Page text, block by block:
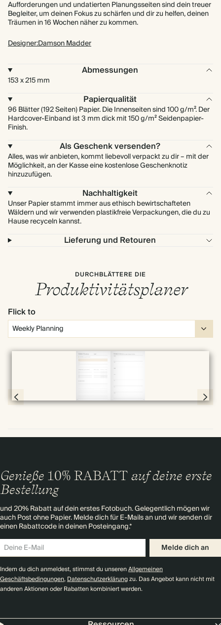
Aufforderungen und undatierten Planungsseiten sind dein treuer
Begleiter, um deinen Fokus zu schärfen und dir zu helfen, deinen
Träumen in 16 Wochen näher zu kommen.
Designer:Damson Madder
Abmessungen
153 x 215 mm
Papierqualität
96 Blätter (192 Seiten) Papier. Die Innenseiten sind 100 g/m². Der
Hardcover-Einband ist 3 mm dick mit 150 g/m² Seidenpapier-
Finish.
Als Geschenk versenden?
Alles, was wir anbieten, kommt liebevoll verpackt zu dir – mit der
Möglichkeit, an der Kasse eine kostenlose Geschenknotiz
hinzuzufügen.
Nachhaltigkeit
Unser Papier stammt immer aus ethisch bewirtschafteten
Wäldern und wir verwenden plastikfreie Verpackungen, die du zu
Hause recyceln kannst.
Lieferung und Retouren
DURCHBLÄTTERE DIE
Produktivitätsplaner
Flick to
Vollbild
Page 30 & 31 of 192
Genieße 10% RABATT auf deine erste
Bestellung
und 20% Rabatt auf dein erstes Fotobuch. Gelegentlich mögen wir
auch Post ohne Papier. Melde dich für E-Mails an und wir senden dir
einen Rabattcode in deinen Posteingang.*
Melde dich an
Indem du dich anmeldest, stimmst du unserenAllgemeinen
Geschäftsbedingungen,Datenschutzerklärungzu. Das Angebot kann nicht mit
anderen Aktionen oder Rabatten kombiniert werden.